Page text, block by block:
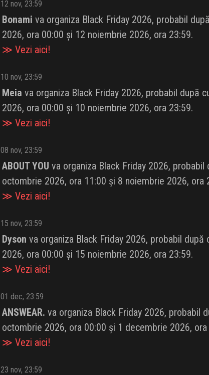
12 nov, 23:59
Bonami va organiza Black Friday 2026, probabil
2026, ora 00:00 și 12 noiembrie 2026, ora 23:59.
≫ Vezi aici!
10 nov, 23:59
Meia va organiza Black Friday 2026, probabil după
2026, ora 00:00 și 10 noiembrie 2026, ora 23:59.
≫ Vezi aici!
08 nov, 23:59
ABOUT YOU va organiza Black Friday 2026,
octombrie 2026, ora 11:00 și 8 noiembrie 2026, ora
≫ Vezi aici!
15 nov, 23:59
Dyson va organiza Black Friday 2026, probabil
2026, ora 00:00 și 15 noiembrie 2026, ora 23:59.
≫ Vezi aici!
01 dec, 23:59
ANSWEAR. va organiza Black Friday 2026, probabil
octombrie 2026, ora 00:00 și 1 decembrie 2026, ora
≫ Vezi aici!
23 nov, 23:59